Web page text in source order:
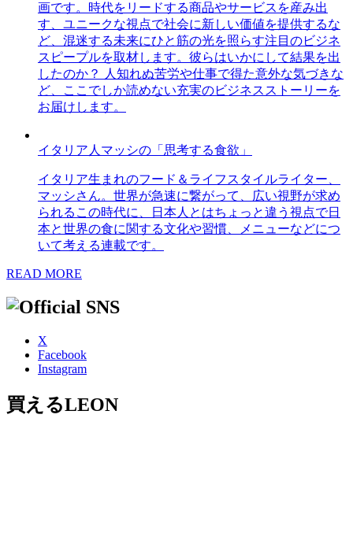
画です。時代をリードする商品やサービスを産み出
す、ユニークな視点で社会に新しい価値を提供するな
ど、混迷する未来にひと筋の光を照らす注目のビジネ
スピープルを取材します。彼らはいかにして結果を出
したのか？ 人知れぬ苦労や仕事で得た意外な気づきな
ど、ここでしか読めない充実のビジネスストーリーを
お届けします。
イタリア人マッシの「思考する食欲」
イタリア生まれのフード＆ライフスタイルライター、
マッシさん。世界が急速に繋がって、広い視野が求め
られるこの時代に、日本人とはちょっと違う視点で日
本と世界の食に関する文化や習慣、メニューなどにつ
いて考える連載です。
READ MORE
X
Facebook
Instagram
買えるLEON